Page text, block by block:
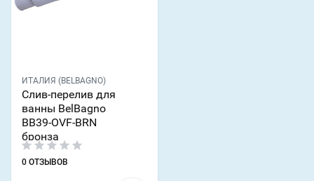
ИТАЛИЯ (BELBAGNO)
Слив-перелив для
ванны BelBagno
BB39-OVF-BRN
бронза
0 ОТЗЫВОВ